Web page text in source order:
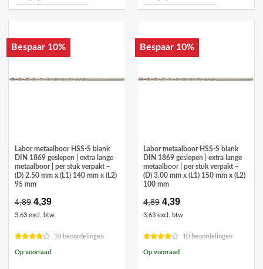
Bespaar 10%
Labor metaalboor HSS-S blank
DIN 1869 geslepen | extra lange
metaalboor | per stuk verpakt –
(D) 2.50 mm x (L1) 140 mm x (L2)
95 mm
4,89 Oorspronkelijke
prijs
was:
4,39Huidige
is:
3,63 excl. btw
10 beoordelingen
Op voorraad
Bespaar 10%
Labor metaalboor HSS-S blank
DIN 1869 geslepen | extra lange
metaalboor | per stuk verpakt –
(D) 3.00 mm x (L1) 150 mm x (L2)
100 mm
4,89 Oorspronkelijke
prijs
was:
4,39Huidige
is:
3,63 excl. btw
10 beoordelingen
Op voorraad